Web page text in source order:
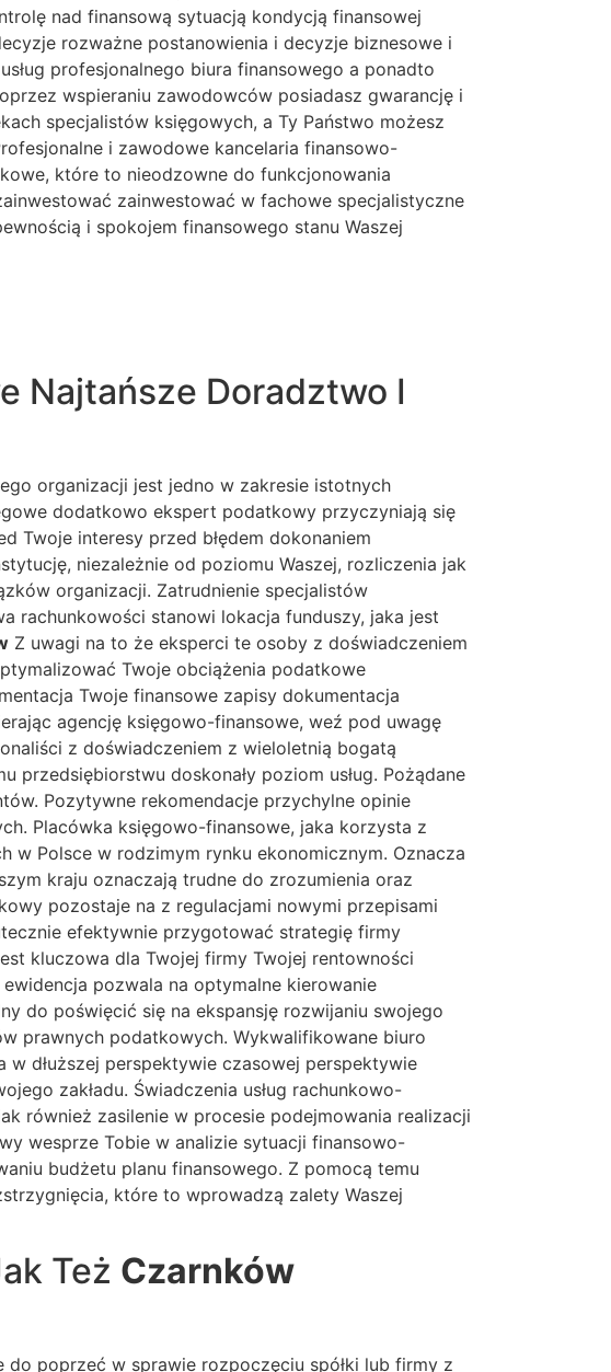
nad finansową sytuacją kondycją finansowej
rozważne postanowienia i decyzje biznesowe i
profesjonalnego biura finansowego a ponadto
wspieraniu zawodowców posiadasz gwarancję i
specjalistów księgowych, a Ty Państwo możesz
i zawodowe kancelaria finansowo-
które to nieodzowne do funkcjonowania
zainwestować w fachowe specjalistyczne
i spokojem finansowego stanu Waszej
Najtańsze Doradztwo I
organizacji jest jedno w zakresie istotnych
dodatkowo ekspert podatkowy przyczyniają się
Twoje interesy przed błędem dokonaniem
niezależnie od poziomu Waszej, rozliczenia jak
organizacji. Zatrudnienie specjalistów
rachunkowości stanowi lokacja funduszy, jaka jest
Z uwagi na to że eksperci te osoby z doświadczeniem
Twoje obciążenia podatkowe
Twoje finansowe zapisy dokumentacja
agencję księgowo-finansowe, weź pod uwagę
z doświadczeniem z wieloletnią bogatą
doskonały poziom usług. Pożądane
Pozytywne rekomendacje przychylne opinie
Placówka księgowo-finansowe, jaka korzysta z
w Polsce w rodzimym rynku ekonomicznym. Oznacza
kraju oznaczają trudne do zrozumienia oraz
pozostaje na z regulacjami nowymi przepisami
efektywnie przygotować strategię firmy
kluczowa dla Twojej firmy Twojej rentowności
pozwala na optymalne kierowanie
do poświęcić się na ekspansję rozwijaniu swojego
prawnych podatkowych. Wykwalifikowane biuro
dłuższej perspektywie czasowej perspektywie
zakładu. Świadczenia usług rachunkowo-
również zasilenie w procesie podejmowania realizacji
wesprze Tobie w analizie sytuacji finansowo-
budżetu planu finansowego. Z pomocą temu
które to wprowadzą zalety Waszej
Też Czarnków
poprzeć w sprawie rozpoczęciu spółki lub firmy z